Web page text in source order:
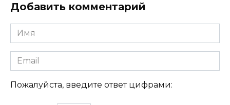
Добавить комментарий
Имя
Email
Пожалуйста, введите ответ цифрами: